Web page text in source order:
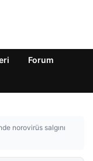
Forum
norovirüs salgını